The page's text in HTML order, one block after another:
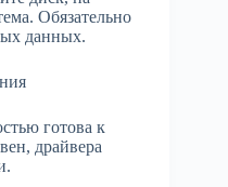
Обязательно
данных.
готова к
драйвера